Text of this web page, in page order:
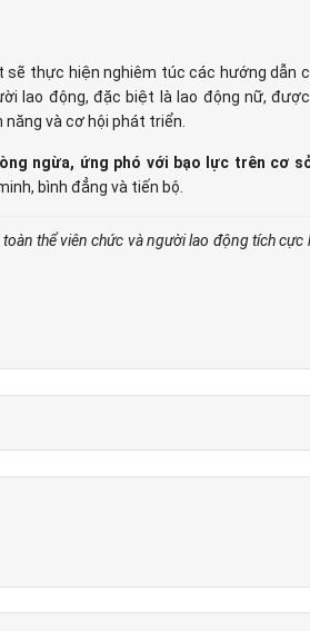
sẽ thực hiện nghiêm túc các hướng dẫn
lao động, đặc biệt là lao động nữ,
và cơ hội phát triển.
ngừa, ứng phó với bạo lực trên cơ
bình đẳng và tiến bộ.
thể viên chức và người lao động tích